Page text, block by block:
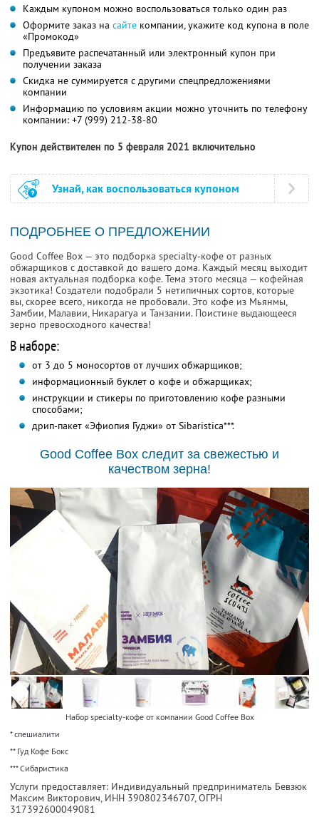
Каждым купоном можно воспользоваться только один раз
Оформите заказ на сайте компании, укажите код купона в поле
«Промокод»
Предъявите распечатанный или электронный купон при
получении заказа
Скидка не суммируется с другими спецпредложениями
компании
Информацию по условиям акции можно уточнить по телефону
компании: +7 (999) 212-38-80
Купон действителен по 5 февраля 2021 включительно
Узнай, как воспользоваться купоном
ПОДРОБНЕЕ О ПРЕДЛОЖЕНИИ
Good Coffee Box — это подборка specialty-кофе от разных
обжарщиков с доставкой до вашего дома. Каждый месяц выходит
новая актуальная подборка кофе. Тема этого месяца — кофейная
экзотика! Создатели подобрали 5 нетипичных сортов, которые
вы, скорее всего, никогда не пробовали. Это кофе из Мьянмы,
Замбии, Малавии, Никарагуа и Танзании. Поистине выдающееся
зерно превосходного качества!
В наборе:
от 3 до 5 моносортов от лучших обжарщиков;
информационный буклет о кофе и обжарщиках;
инструкции и стикеры по приготовлению кофе разными
способами;
дрип-пакет «Эфиопия Гуджи» от Sibaristica***.
Good Coffee Box следит за свежестью и
качеством зерна!
Набор specialty-кофе от компании Good Coffee Box
* спешиалити
** Гуд Кофе Бокс
*** Сибаристика
Услуги предоставляет: Индивидуальный предприниматель Бевзюк
Максим Викторович, ИНН 390802346707, ОГРН
317392600049081